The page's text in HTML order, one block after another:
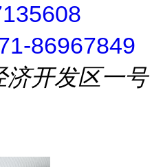
86967849
济开发区一号